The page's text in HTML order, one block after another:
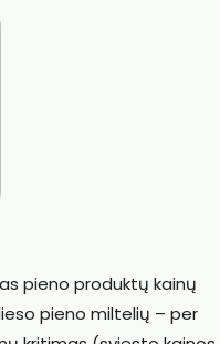
pieno produktų kainų
pieno miltelių – per